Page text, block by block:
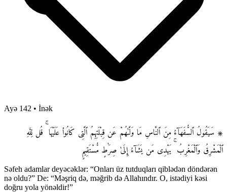
Ayə 142 • İnək
۞ سَيَقُولُ ٱلسُّفَهَآءُ مِنَ ٱلنَّاسِ مَا وَلَّىٰهُمْ عَن قِبْلَتِهِمُ ٱلَّتِى كَانُوا۟ عَلَيْهَا ۚ قُل لِّلَّهِ
ٱلْمَشْرِقُ وَٱلْمَغْرِبُ ۚ يَهْدِى مَن يَشَآءُ إِلَىٰ صِرَٰطٍ مُّسْتَقِيمٍ
Səfeh adamlar deyəcəklər: “Onları üz tutduqları qiblədən döndərən
nə oldu?” De: “Məşriq də, məğrib də Allahındır. O, istədiyi kəsi
doğru yola yönəldir!”